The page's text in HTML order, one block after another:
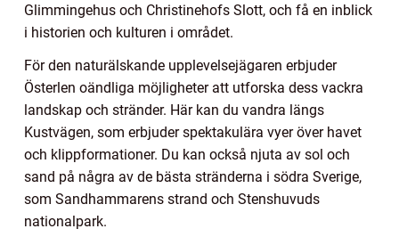
Glimmingehus och Christinehofs Slott, och få en inblick
i historien och kulturen i området.
För den naturälskande upplevelsejägaren erbjuder
Österlen oändliga möjligheter att utforska dess vackra
landskap och stränder. Här kan du vandra längs
Kustvägen, som erbjuder spektakulära vyer över havet
och klippformationer. Du kan också njuta av sol och
sand på några av de bästa stränderna i södra Sverige,
som Sandhammarens strand och Stenshuvuds
nationalpark.